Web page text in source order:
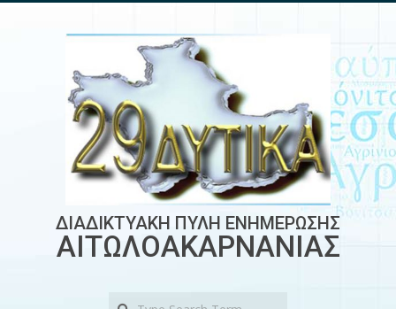
ΔΙΑΔΙΚΤΥΑΚΗ ΠΥΛΗ ΕΝΗΜΕΡΩΣΗΣ
ΑΙΤΩΛΟΑΚΑΡΝΑΝΙΑΣ